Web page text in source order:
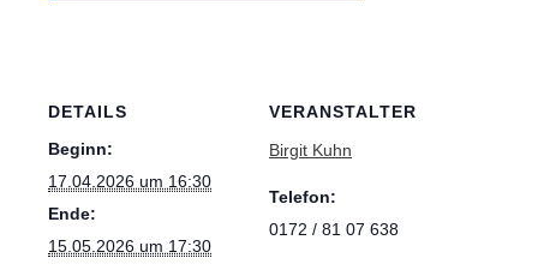
DETAILS
Beginn:
17.04.2026 um 16:30
Ende:
15.05.2026 um 17:30
VERANSTALTER
Birgit Kuhn
Telefon:
0172 / 81 07 638